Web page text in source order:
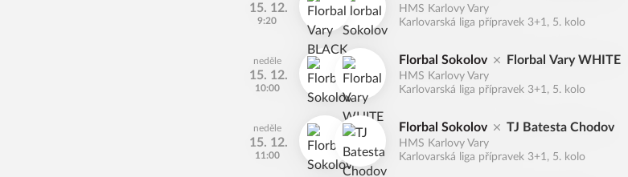
15. 12.
9:20
HMS Karlovy Vary
Karlovarská liga přípravek 3+1, 5. kolo
neděle
15. 12.
10:00
Florbal Sokolov Florbal Vary WHITE
HMS Karlovy Vary
Karlovarská liga přípravek 3+1, 5. kolo
neděle
15. 12.
11:00
Florbal Sokolov TJ Batesta Chodov
HMS Karlovy Vary
Karlovarská liga přípravek 3+1, 5. kolo